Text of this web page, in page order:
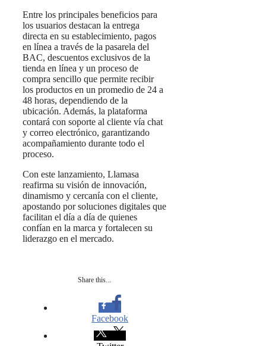
Entre los principales beneficios para
los usuarios destacan la entrega
directa en su establecimiento, pagos
en línea a través de la pasarela del
BAC, descuentos exclusivos de la
tienda en línea y un proceso de
compra sencillo que permite recibir
los productos en un promedio de 24 a
48 horas, dependiendo de la
ubicación. Además, la plataforma
contará con soporte al cliente vía chat
y correo electrónico, garantizando
acompañamiento durante todo el
proceso.
Con este lanzamiento, Llamasa
reafirma su visión de innovación,
dinamismo y cercanía con el cliente,
apostando por soluciones digitales que
facilitan el día a día de quienes
confían en la marca y fortalecen su
liderazgo en el mercado.
Share this...
Facebook